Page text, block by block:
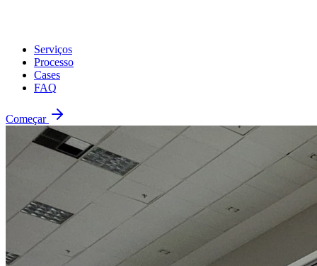
Serviços
Processo
Cases
FAQ
Começar